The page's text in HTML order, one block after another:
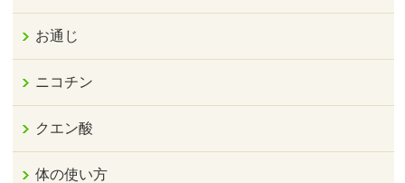
お通じ
ニコチン
クエン酸
体の使い方